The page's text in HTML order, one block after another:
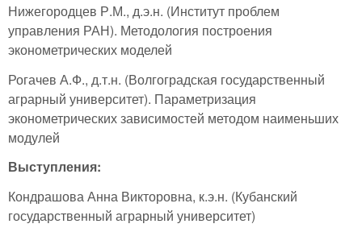
Нижегородцев Р.М., д.э.н. (Институт проблем
управления РАН). Методология построения
эконометрических моделей
Рогачев А.Ф., д.т.н. (Волгоградская государственный
аграрный университет). Параметризация
эконометрических зависимостей методом наименьших
модулей
Выступления:
Кондрашова Анна Викторовна, к.э.н. (Кубанский
государственный аграрный университет)